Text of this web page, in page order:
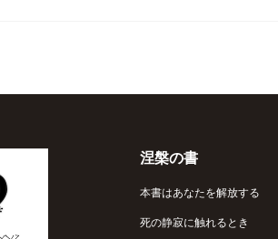
涅槃の書
本書はあなたを解放する
死の静寂に触れるとき